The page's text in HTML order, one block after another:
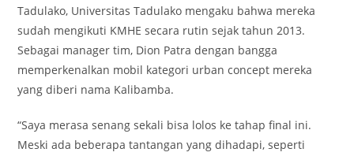
Tadulako, Universitas Tadulako mengaku bahwa mereka
sudah mengikuti KMHE secara rutin sejak tahun 2013.
Sebagai manager tim, Dion Patra dengan bangga
memperkenalkan mobil kategori urban concept mereka
yang diberi nama Kalibamba.
“Saya merasa senang sekali bisa lolos ke tahap final ini.
Meski ada beberapa tantangan yang dihadapi, seperti